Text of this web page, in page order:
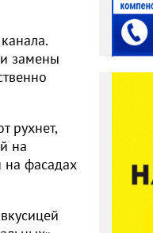
замены
рухнет,
на
на фасадах